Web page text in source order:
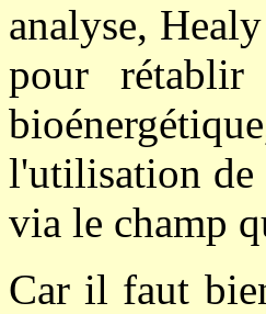
analyse,
pour rétablir
l'utilisation de
via le champ
Car il faut